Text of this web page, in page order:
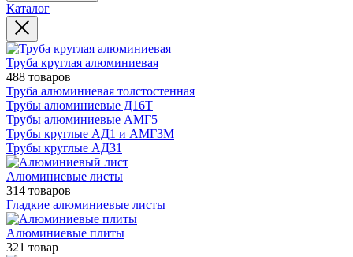
Каталог
Труба круглая алюминиевая
488 товаров
Труба алюминиевая толстостенная
Трубы алюминиевые Д16Т
Трубы алюминиевые АМГ5
Трубы круглые АД1 и АМГ3М
Трубы круглые АД31
Алюминиевые листы
314 товаров
Гладкие алюминиевые листы
Алюминиевые плиты
321 товар